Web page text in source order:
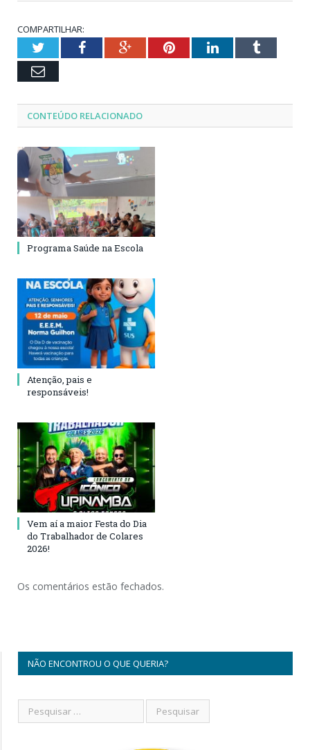
COMPARTILHAR:
TwitterFacebookGoogle+PinterestLinkedInTumblr
Email
CONTEÚDO RELACIONADO
Programa Saúde na Escola
Atenção, pais e
responsáveis!
Vem aí a maior Festa do Dia
do Trabalhador de Colares
2026!
Os comentários estão fechados.
NÃO ENCONTROU O QUE QUERIA?